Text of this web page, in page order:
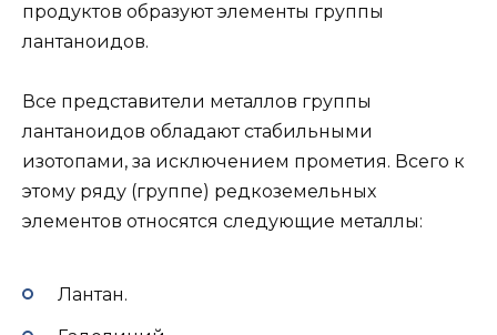
продуктов образуют элементы группы
лантаноидов.
Все представители металлов группы
лантаноидов обладают стабильными
изотопами, за исключением прометия. Всего к
этому ряду (группе) редкоземельных
элементов относятся следующие металлы:
Лантан.